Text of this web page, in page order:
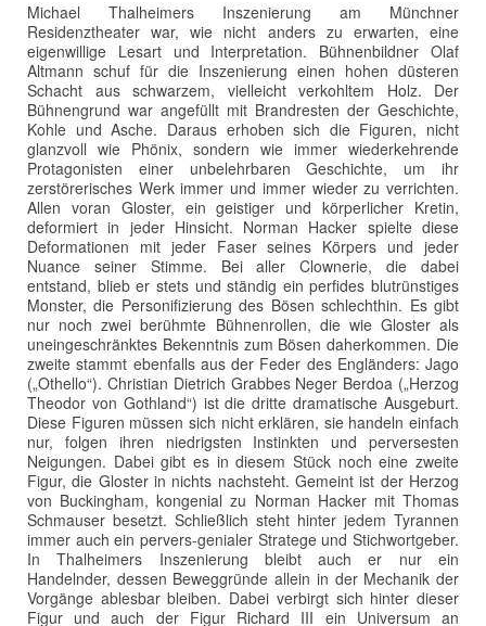
Michael Thalheimers Inszenierung am Münchner
Residenztheater war, wie nicht anders zu erwarten, eine
eigenwillige Lesart und Interpretation. Bühnenbildner Olaf
Altmann schuf für die Inszenierung einen hohen düsteren
Schacht aus schwarzem, vielleicht verkohltem Holz. Der
Bühnengrund war angefüllt mit Brandresten der Geschichte,
Kohle und Asche. Daraus erhoben sich die Figuren, nicht
glanzvoll wie Phönix, sondern wie immer wiederkehrende
Protagonisten einer unbelehrbaren Geschichte, um ihr
zerstörerisches Werk immer und immer wieder zu verrichten.
Allen voran Gloster, ein geistiger und körperlicher Kretin,
deformiert in jeder Hinsicht. Norman Hacker spielte diese
Deformationen mit jeder Faser seines Körpers und jeder
Nuance seiner Stimme. Bei aller Clownerie, die dabei
entstand, blieb er stets und ständig ein perfides blutrünstiges
Monster, die Personifizierung des Bösen schlechthin. Es gibt
nur noch zwei berühmte Bühnenrollen, die wie Gloster als
uneingeschränktes Bekenntnis zum Bösen daherkommen. Die
zweite stammt ebenfalls aus der Feder des Engländers: Jago
(„Othello“). Christian Dietrich Grabbes Neger Berdoa („Herzog
Theodor von Gothland“) ist die dritte dramatische Ausgeburt.
Diese Figuren müssen sich nicht erklären, sie handeln einfach
nur, folgen ihren niedrigsten Instinkten und perversesten
Neigungen. Dabei gibt es in diesem Stück noch eine zweite
Figur, die Gloster in nichts nachsteht. Gemeint ist der Herzog
von Buckingham, kongenial zu Norman Hacker mit Thomas
Schmauser besetzt. Schließlich steht hinter jedem Tyrannen
immer auch ein pervers-genialer Stratege und Stichwortgeber.
In Thalheimers Inszenierung bleibt auch er nur ein
Handelnder, dessen Beweggründe allein in der Mechanik der
Vorgänge ablesbar bleiben. Dabei verbirgt sich hinter dieser
Figur und auch der Figur Richard III ein Universum an